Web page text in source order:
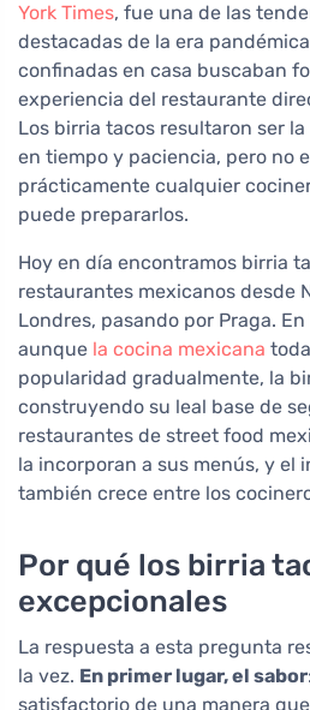
York Times, fue una de las
destacadas de la era
confinadas en casa buscaban
experiencia del restaurante
Los birria tacos resultaron ser
en tiempo y paciencia, pero no
prácticamente cualquier
puede prepararlos.
Hoy en día encontramos birria
restaurantes mexicanos desde
Londres, pasando por Praga.
aunque la cocina mexicana
popularidad gradualmente, la
construyendo su leal base de
restaurantes de street food
la incorporan a sus menús, y el
también crece entre los
Por qué los birria
excepcionales
La respuesta a esta pregunta
la vez. En primer lugar, el sabor
satisfactorio de una manera